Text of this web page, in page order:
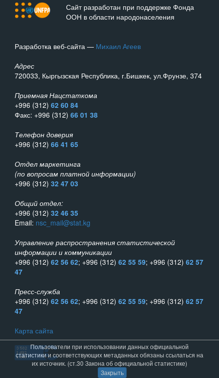
Сайт разработан при поддержке Фонда
ООН в области народонаселения
Разработка веб-сайта — Михаил Агеев
Адрес
720033, Кыргызская Республика, г.Бишкек, ул.Фрунзе, 374
Приемная Нацстаткома
+996 (312) 62 60 84
Факс: +996 (312) 66 01 38
Телефон доверия
+996 (312) 66 41 65
Отдел маркетинга
(по вопросам платной информации)
+996 (312) 32 47 03
Общий отдел:
+996 (312) 32 46 35
Email: nsc_mail@stat.kg
Управление распространения статистической
информации и коммуникации
+996 (312) 62 56 62; +996 (312) 62 55 59; +996 (312) 62 57
47
Пресс-служба
+996 (312) 62 56 62; +996 (312) 62 55 59; +996 (312) 62 57
47
Карта сайта
Пользователи при использовании данных официальной
статистики и соответствующих метаданных обязаны ссылаться на
их источник. (ст.30 Закона об официальной статистике)
Закрыть